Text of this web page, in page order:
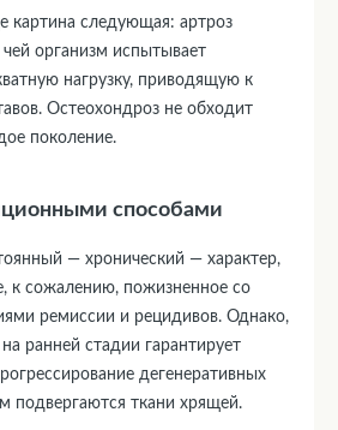
картина следующая: артроз
организм испытывает
нагрузку, приводящую к
Остеохондроз не обходит
поколение.
способами
— хронический — характер,
к сожалению, пожизненное со
ремиссии и рецидивов. Однако,
ранней стадии гарантирует
дегенеративных
подвергаются ткани хрящей.